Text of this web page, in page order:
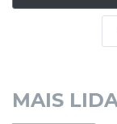
MAIS